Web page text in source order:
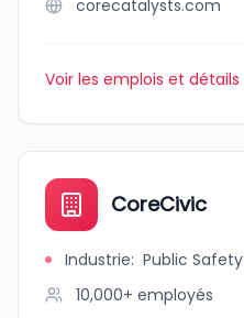
corecatalysts.com
Voir les emplois et détails
CoreCivic
Industrie: Public Safety
10,000+ employés